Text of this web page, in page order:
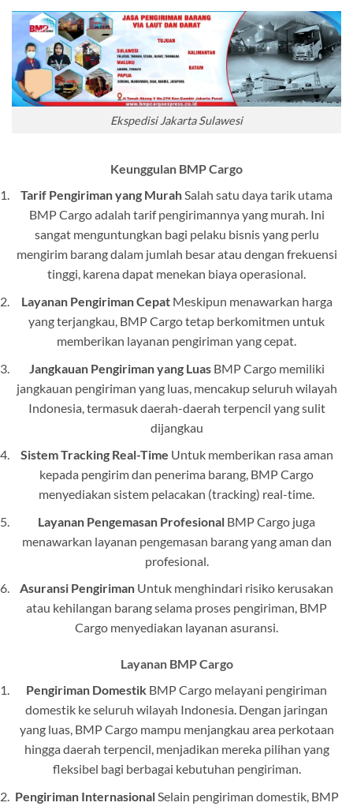
Ekspedisi Jakarta Sulawesi
Keunggulan BMP Cargo
Tarif Pengiriman yang MurahSalah satu daya tarik utama
BMP Cargo adalah tarif pengirimannya yang murah. Ini
sangat menguntungkan bagi pelaku bisnis yang perlu
mengirim barang dalam jumlah besar atau dengan frekuensi
tinggi, karena dapat menekan biaya operasional.
Layanan Pengiriman CepatMeskipun menawarkan harga
yang terjangkau, BMP Cargo tetap berkomitmen untuk
memberikan layanan pengiriman yang cepat.
Jangkauan Pengiriman yang LuasBMP Cargo memiliki
jangkauan pengiriman yang luas, mencakup seluruh wilayah
Indonesia, termasuk daerah-daerah terpencil yang sulit
dijangkau
Sistem Tracking Real-Time Untuk memberikan rasa aman
kepada pengirim dan penerima barang, BMP Cargo
menyediakan sistem pelacakan (tracking) real-time.
Layanan Pengemasan Profesional BMP Cargo juga
menawarkan layanan pengemasan barang yang aman dan
profesional.
Asuransi Pengiriman Untuk menghindari risiko kerusakan
atau kehilangan barang selama proses pengiriman, BMP
Cargo menyediakan layanan asuransi.
Layanan BMP Cargo
Pengiriman Domestik BMP Cargo melayani pengiriman
domestik ke seluruh wilayah Indonesia. Dengan jaringan
yang luas, BMP Cargo mampu menjangkau area perkotaan
hingga daerah terpencil, menjadikan mereka pilihan yang
fleksibel bagi berbagai kebutuhan pengiriman.
Pengiriman InternasionalSelain pengiriman domestik, BMP